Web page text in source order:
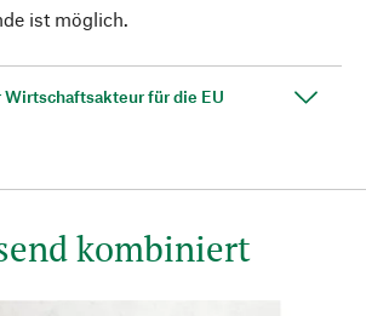
ist möglich.
für die EU
kombiniert